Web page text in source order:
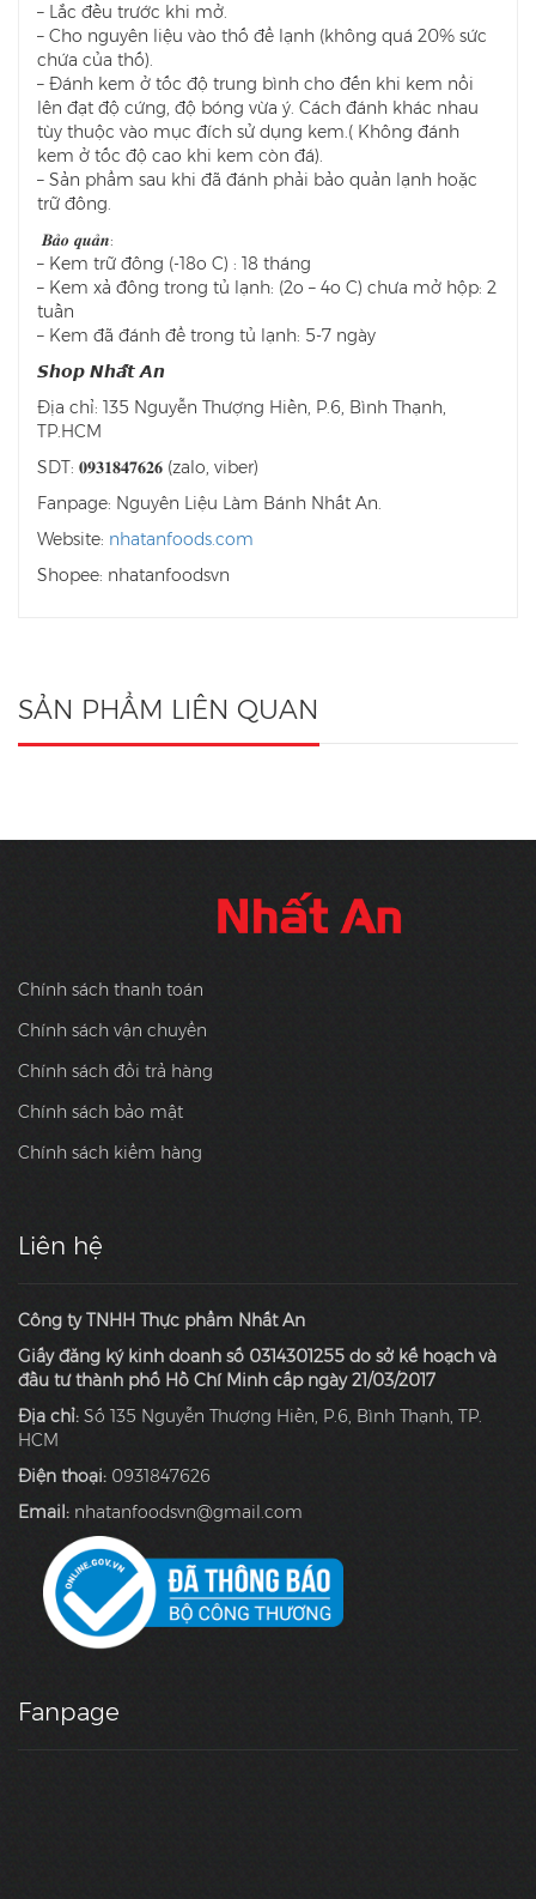
– Lắc đều trước khi mở.
– Cho nguyên liệu vào thố để lạnh (không quá 20% sức
chứa của thố).
– Đánh kem ở tốc độ trung bình cho đến khi kem nổi
lên đạt độ cứng, độ bóng vừa ý. Cách đánh khác nhau
tùy thuộc vào mục đích sử dụng kem.( Không đánh
kem ở tốc độ cao khi kem còn đá).
– Sản phẩm sau khi đã đánh phải bảo quản lạnh hoặc
trữ đông.
𝑩𝒂̉𝒐 𝒒𝒖𝒂̉𝒏:
– Kem trữ đông (-18o C) : 18 tháng
– Kem xả đông trong tủ lạnh: (2o – 4o C) chưa mở hộp: 2
tuần
– Kem đã đánh để trong tủ lạnh: 5-7 ngày
𝙎𝙝𝙤𝙥 𝙉𝙝𝙖̂́𝙩 𝘼𝙣
Địa chỉ: 135 Nguyễn Thượng Hiền, P.6, Bình Thạnh,
TP.HCM
SDT: 𝟎𝟗𝟑𝟏𝟖𝟒𝟕𝟔𝟐𝟔 (zalo, viber)
Fanpage: Nguyên Liệu Làm Bánh Nhất An.
Website: nhatanfoods.com
Shopee: nhatanfoodsvn
SẢN PHẨM LIÊN QUAN
Chính sách thanh toán
Chính sách vận chuyển
Chính sách đổi trả hàng
Chính sách bảo mật
Chính sách kiểm hàng
Liên hệ
Công ty TNHH Thực phẩm Nhất An
Giấy đăng ký kinh doanh số 0314301255 do sở kế hoạch và
đầu tư thành phố Hồ Chí Minh cấp ngày 21/03/2017
Địa chỉ: Số 135 Nguyễn Thượng Hiền, P.6, Bình Thạnh, TP.
HCM
Điện thoại: 0931847626
Email: nhatanfoodsvn@gmail.com
Fanpage